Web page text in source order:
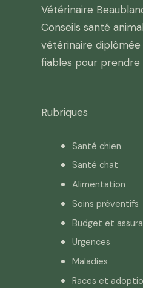
Vétérinaire
Conseils santé
vétérinaire diplômée
fiables pour prendre
Rubriques
Santé chien
Santé chat
Alimentation
Soins préventifs
Budget et
Urgences
Maladies
Races et